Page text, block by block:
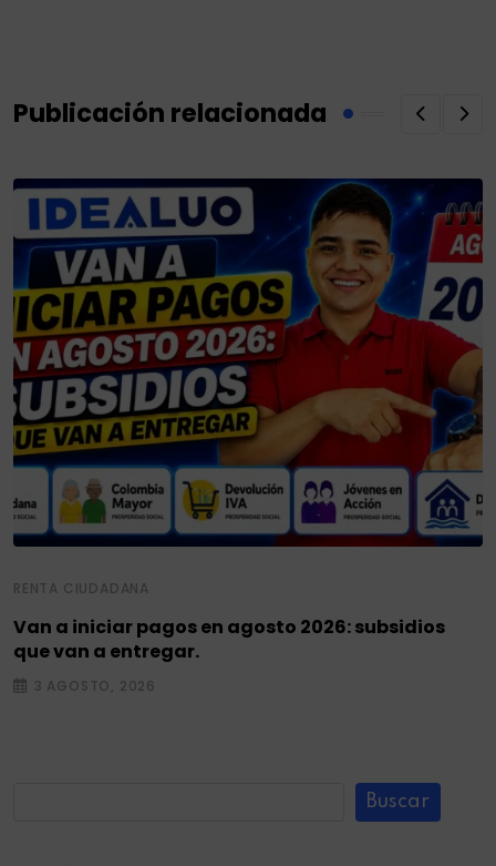
Publicación relacionada
RENTA CIUDADANA
Van a iniciar pagos en agosto 2026: subsidios
que van a entregar.
3 AGOSTO, 2026
Buscar